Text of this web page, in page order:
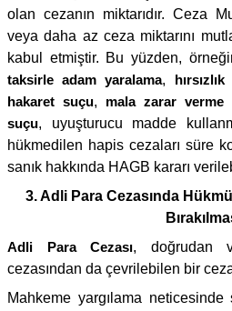
olan cezanın miktarıdır. Ceza
veya daha az ceza miktarını
kabul etmiştir. Bu yüzden,
taksirle adam yaralama,
hakaret suçu, mala zarar verme
suçu, uyuşturucu madde
hükmedilen hapis cezaları süre
sanık hakkında HAGB kararı
3. Adli Para Cezasında
Adli Para Cezası, doğrudan
cezasından da çevrilebilen bir ceza
Mahkeme yargılama neticesinde